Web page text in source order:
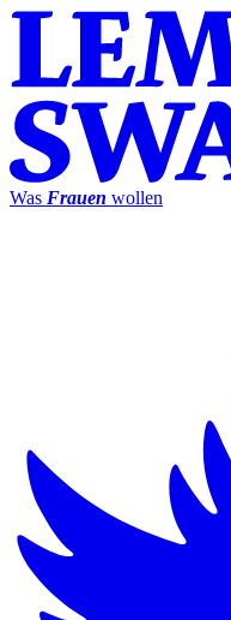
Was Frauen wollen